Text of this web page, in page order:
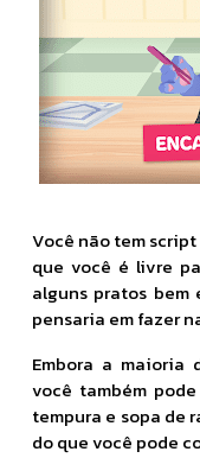
Você não tem
que você é livre
alguns pratos bem
pensaria em fazer
Embora a maioria
você também
tempura e sopa de
do que você pode